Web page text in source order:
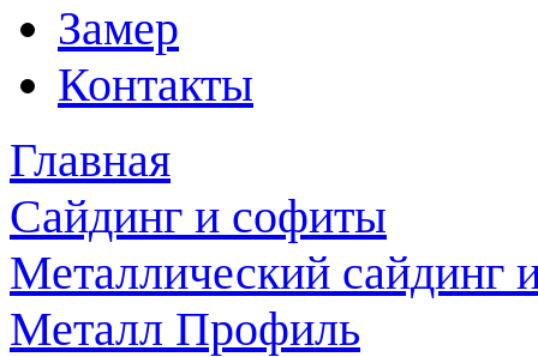
Замер
Контакты
Главная
Сайдинг и софиты
Металлический сайдинг
Металл Профиль